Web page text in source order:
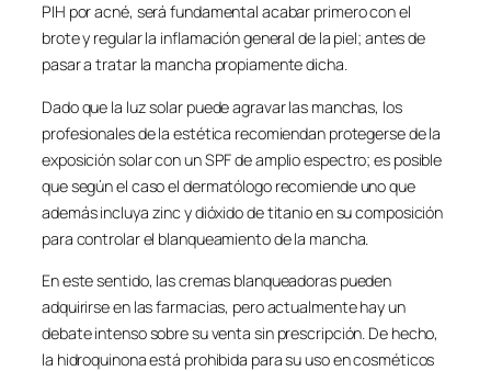
PIH por acné, será fundamental acabar primero con el
brote y regular la inflamación general de la piel; antes de
pasar a tratar la mancha propiamente dicha.
Dado que la luz solar puede agravar las manchas, los
profesionales de la estética recomiendan protegerse de la
exposición solar con un SPF de amplio espectro; es posible
que según el caso el dermatólogo recomiende uno que
además incluya zinc y dióxido de titanio en su composición
para controlar el blanqueamiento de la mancha.
En este sentido, las cremas blanqueadoras pueden
adquirirse en las farmacias, pero actualmente hay un
debate intenso sobre su venta sin prescripción. De hecho,
la hidroquinona está prohibida para su uso en cosméticos